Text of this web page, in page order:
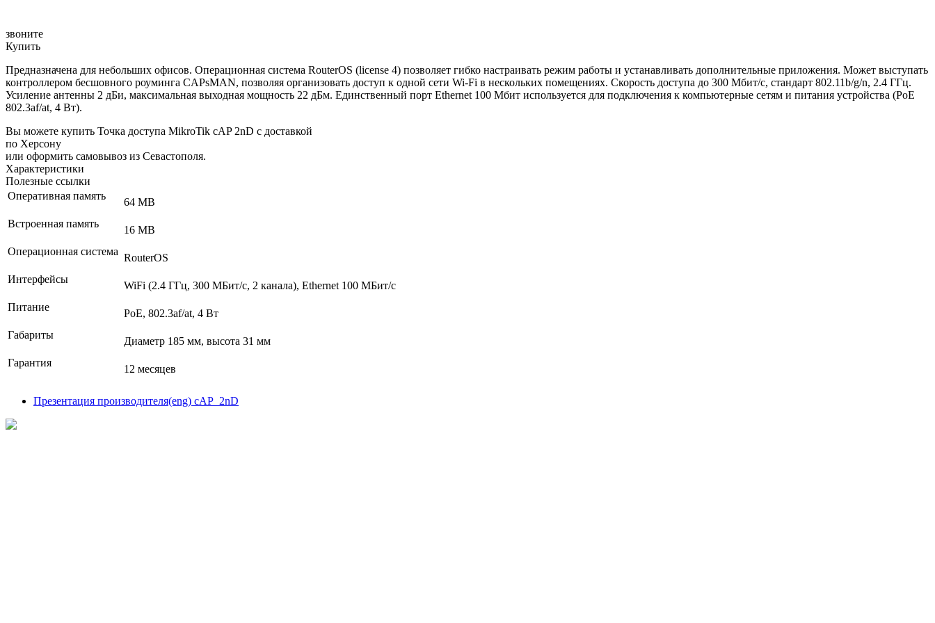
звоните
Купить
Предназначена для небольших офисов. Операционная система RouterOS (license 4) позволяет гибко настраивать режим работы и устанавливать дополнительные приложения. Может выступать
контроллером бесшовного роуминга CAPsMAN, позволяя организовать доступ к одной сети Wi-Fi в нескольких помещениях. Скорость доступа до 300 Мбит/с, стандарт 802.11b/g/n, 2.4 ГГц.
Усиление антенны 2 дБи, максимальная выходная мощность 22 дБм. Единственный порт Ethernet 100 Мбит используется для подключения к компьютерные сетям и питания устройства (PoE
802.3af/at, 4 Вт).
Вы можете купить Точка доступа MikroTik cAP 2nD с доставкой
по Херсону
или оформить самовывоз из Севастополя.
Характеристики
Полезные ссылки
Оперативная память
64 MB
Встроенная память
16 MB
Операционная система
RouterOS
Интерфейсы
WiFi (2.4 ГГц, 300 МБит/с, 2 канала), Ethernet 100 МБит/с
Питание
РоЕ, 802.3af/at, 4 Вт
Габариты
Диаметр 185 мм, высота 31 мм
Гарантия
12 месяцев
Презентация производителя(eng) cAP_2nD